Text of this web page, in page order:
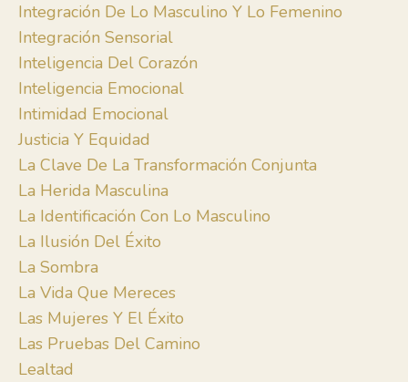
Integración De Lo Masculino Y Lo Femenino
Integración Sensorial
Inteligencia Del Corazón
Inteligencia Emocional
Intimidad Emocional
Justicia Y Equidad
La Clave De La Transformación Conjunta
La Herida Masculina
La Identificación Con Lo Masculino
La Ilusión Del Éxito
La Sombra
La Vida Que Mereces
Las Mujeres Y El Éxito
Las Pruebas Del Camino
Lealtad